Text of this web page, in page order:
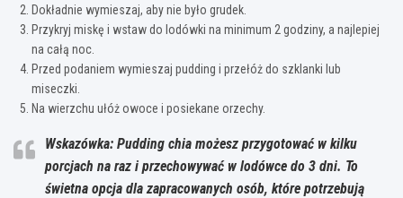
Dokładnie wymieszaj, aby nie było grudek.
Przykryj miskę i wstaw do lodówki na minimum 2 godziny, a najlepiej
na całą noc.
Przed podaniem wymieszaj pudding i przełóż do szklanki lub
miseczki.
Na wierzchu ułóż owoce i posiekane orzechy.
Wskazówka: Pudding chia możesz przygotować w kilku
porcjach na raz i przechowywać w lodówce do 3 dni. To
świetna opcja dla zapracowanych osób, które potrzebują